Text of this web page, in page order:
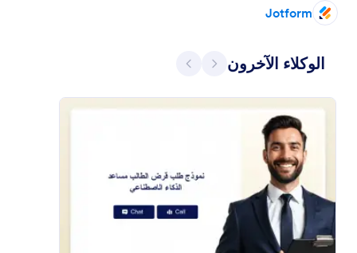
Jotform
الوكلاء الآخرونالسابقالتالي